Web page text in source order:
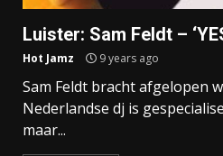
Luister: Sam Feldt –
Hot Jamz 9 years ago
Sam Feldt bracht afgelopen
Nederlandse dj is
maar...